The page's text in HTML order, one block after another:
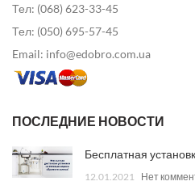
Тел: (068) 623-33-45
Тел: (050) 695-57-45
Email: info@edobro.com.ua
ПОСЛЕДНИЕ НОВОСТИ
Бесплатная
12.01.2021 Нет